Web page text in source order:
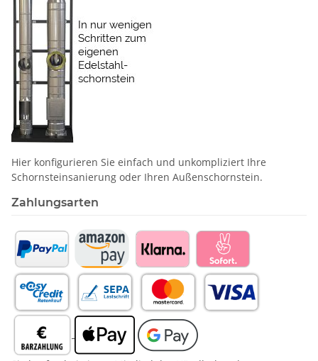
Hier konfigurieren Sie einfach und unkompliziert Ihre
Schornstein­sanierung oder Ihren Außenschornstein.
Zahlungsarten